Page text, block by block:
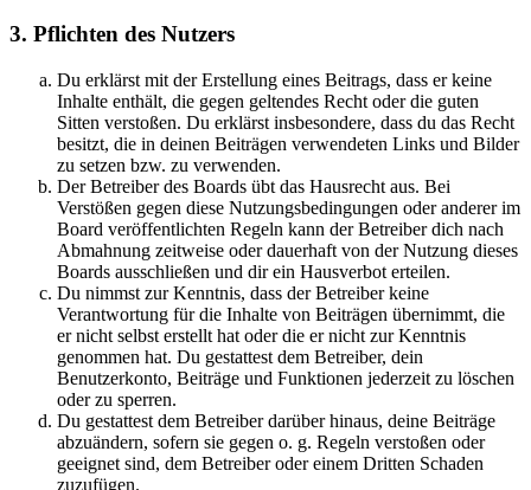
3. Pflichten des Nutzers
Du erklärst mit der Erstellung eines Beitrags, dass er keine
Inhalte enthält, die gegen geltendes Recht oder die guten
Sitten verstoßen. Du erklärst insbesondere, dass du das Recht
besitzt, die in deinen Beiträgen verwendeten Links und Bilder
zu setzen bzw. zu verwenden.
Der Betreiber des Boards übt das Hausrecht aus. Bei
Verstößen gegen diese Nutzungsbedingungen oder anderer im
Board veröffentlichten Regeln kann der Betreiber dich nach
Abmahnung zeitweise oder dauerhaft von der Nutzung dieses
Boards ausschließen und dir ein Hausverbot erteilen.
Du nimmst zur Kenntnis, dass der Betreiber keine
Verantwortung für die Inhalte von Beiträgen übernimmt, die
er nicht selbst erstellt hat oder die er nicht zur Kenntnis
genommen hat. Du gestattest dem Betreiber, dein
Benutzerkonto, Beiträge und Funktionen jederzeit zu löschen
oder zu sperren.
Du gestattest dem Betreiber darüber hinaus, deine Beiträge
abzuändern, sofern sie gegen o. g. Regeln verstoßen oder
geeignet sind, dem Betreiber oder einem Dritten Schaden
zuzufügen.